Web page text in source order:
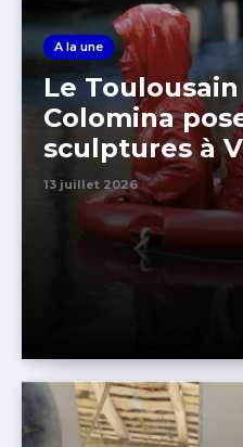
A la une
Le
Colomina
sculptures à
13 juillet 2026